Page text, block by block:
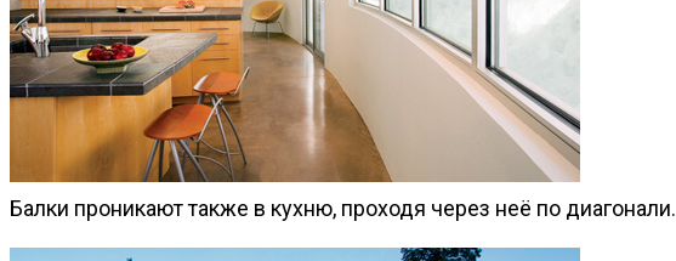
Балки проникают также в кухню, проходя через неё по диагонали.